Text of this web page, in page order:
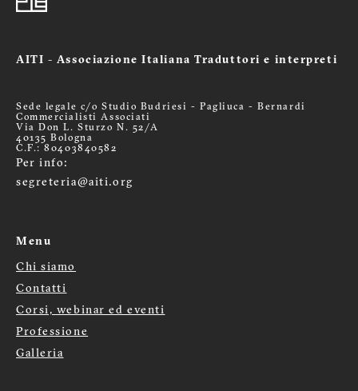
AITI - Associazione Italiana Traduttori e interpreti
Sede legale c/o Studio Budriesi - Pagliuca - Bernardi
Commercialisti Associati
Via Don L. Sturzo N. 52/A
40135 Bologna
C.F.: 80403840582
Per info:
segreteria@aiti.org
Menu
Menù
footer
Chi siamo
Contatti
Corsi, webinar ed eventi
Professione
Galleria